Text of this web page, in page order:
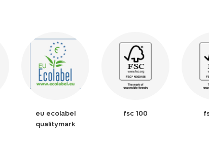
eu ecolabel
qualitymark
fsc 100